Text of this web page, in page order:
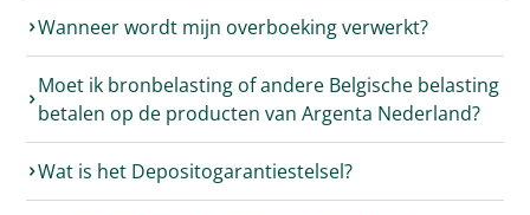
Wanneer wordt mijn overboeking verwerkt?
Moet ik bronbelasting of andere Belgische belasting
betalen op de producten van Argenta Nederland?
Wat is het Depositogarantiestelsel?